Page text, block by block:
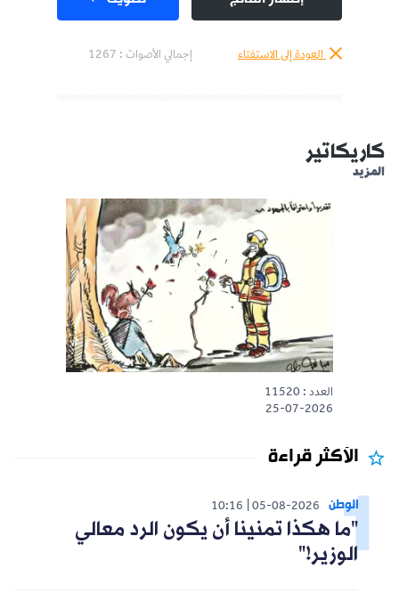
العودة إلى الاستفتاء إجمالي الأصوات : 1267
كاريكاتير
المزيد
العدد : 11520
25-07-2026
الأكثر قراءة
الوطن 05-08-2026
10:16
"ما هكذا تمنينا أن يكون الرد معالي
الوزير!"